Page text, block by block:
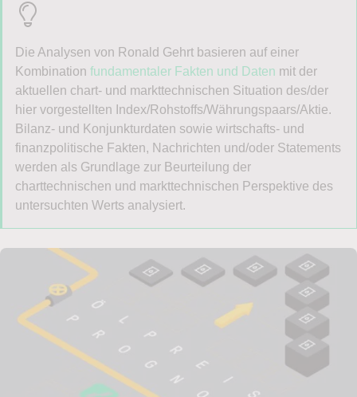
Die Analysen von Ronald Gehrt basieren auf einer
Kombination fundamentaler Fakten und Daten mit der
aktuellen chart- und markttechnischen Situation des/der
hier vorgestellten Index/Rohstoffs/Währungspaars/Aktie.
Bilanz- und Konjunkturdaten sowie wirtschafts- und
finanzpolitische Fakten, Nachrichten und/oder Statements
werden als Grundlage zur Beurteilung der
charttechnischen und markttechnischen Perspektive des
untersuchten Werts analysiert.